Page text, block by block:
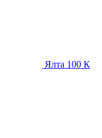
Ялта 100 К